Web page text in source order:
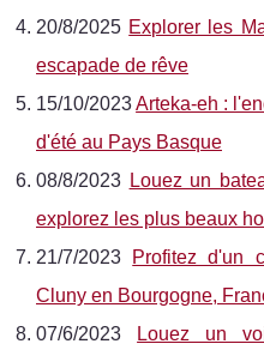
20/8/2025 Explorer les
escapade de rêve
15/10/2023Arteka-eh :
d'été au Pays Basque
08/8/2023 Louez un
explorez les plus beaux
21/7/2023
Profitez d'un
Cluny en Bourgogne,
07/6/2023
Louez un